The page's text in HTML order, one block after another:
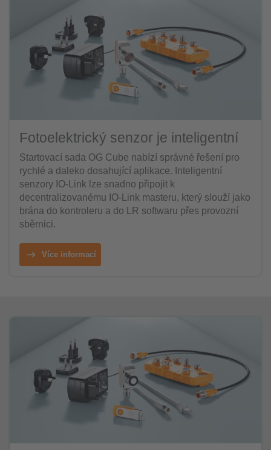
Fotoelektrický senzor je inteligentní
Startovací sada OG Cube nabízí správné řešení pro
rychlé a daleko dosahující aplikace. Inteligentní
senzory IO-Link lze snadno připojit k
decentralizovanému IO-Link masteru, který slouží jako
brána do kontroleru a do LR softwaru přes provozní
sběrnici.
Více informací